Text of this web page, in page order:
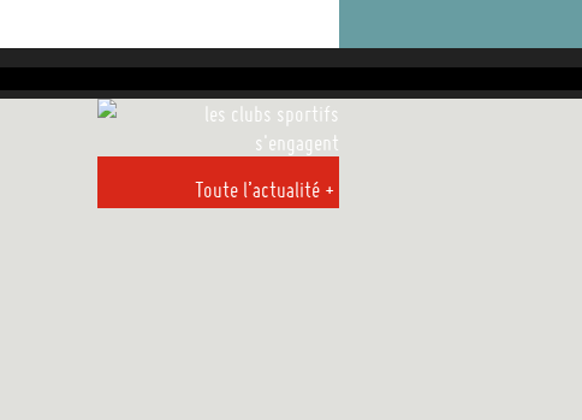
Toute l’actualité +